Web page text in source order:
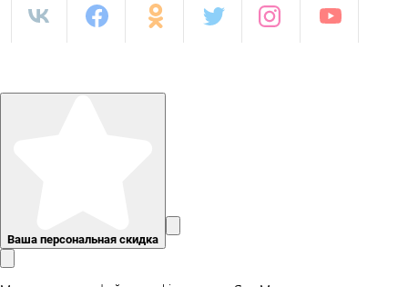
Ваша персональная скидка